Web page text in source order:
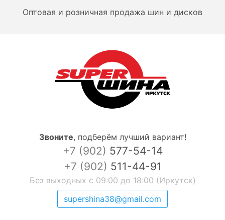
Оптовая и розничная продажа шин и дисков
Звоните, подберём лучший вариант!
+7 (902) 577-54-14
+7 (902) 511-44-91
Без выходных с 09:00 до 18:00 (Иркутск)
supershina38@gmail.com